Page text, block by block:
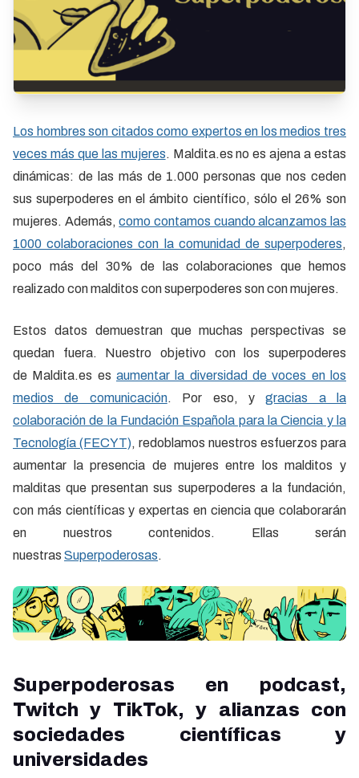
Los hombres son citados como expertos en los medios tres
veces más que las mujeres. Maldita.es no es ajena a estas
dinámicas: de las más de 1.000 personas que nos ceden
sus superpoderes en el ámbito científico, sólo el 26% son
mujeres. Además,como contamos cuando alcanzamos las
1000 colaboraciones con la comunidad de superpoderes,
poco más del 30% de las colaboraciones que hemos
realizado con malditos con superpoderes son con mujeres.
Estos datos demuestran que muchas perspectivas se
quedan fuera. Nuestro objetivo con los superpoderes
de Maldita.es es aumentar la diversidad de voces en los
medios de comunicación. Por eso, ygracias a la
colaboración de la Fundación Española para la Ciencia y la
Tecnología (FECYT), redoblamos nuestros esfuerzos para
aumentar la presencia de mujeres entre los malditos y
malditas que presentan sus superpoderes a la fundación,
con más científicas y expertas en ciencia que colaborarán
en nuestros contenidos. Ellas serán
nuestras Superpoderosas.
Superpoderosas en podcast,
Twitch y TikTok, y alianzas con
sociedades científicas y
universidades